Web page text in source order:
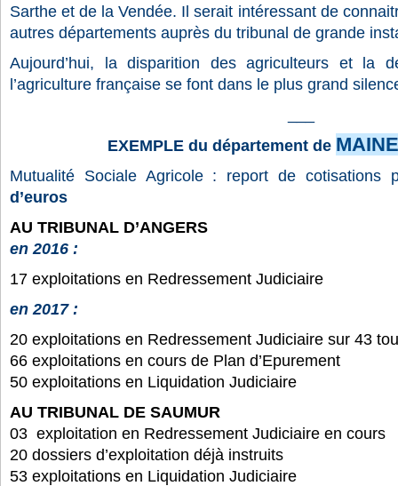
Sarthe et de la Vendée. Il serait intéressant de
autres départements auprès du tribunal de grande
Aujourd’hui, la disparition des agriculteurs et la
l’agriculture française se font dans le plus grand
EXEMPLE du département de
Mutualité Sociale Agricole : report de cotisations
d’euros
AU TRIBUNAL D’ANGERS
en 2016 :
17 exploitations en Redressement Judiciaire
en 2017 :
20 exploitations en Redressement Judiciaire sur 43
66 exploitations en cours de Plan d’Epurement
50 exploitations en Liquidation Judiciaire
AU TRIBUNAL DE SAUMUR
03 exploitation en Redressement Judiciaire en cours
20 dossiers d’exploitation déjà instruits
53 exploitations en Liquidation Judiciaire